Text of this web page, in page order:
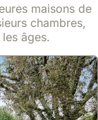
maisons de
chambres,
âges.